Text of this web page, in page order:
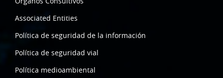
Associated Entities
Política de seguridad de la información
Política de seguridad vial
Política medioambiental